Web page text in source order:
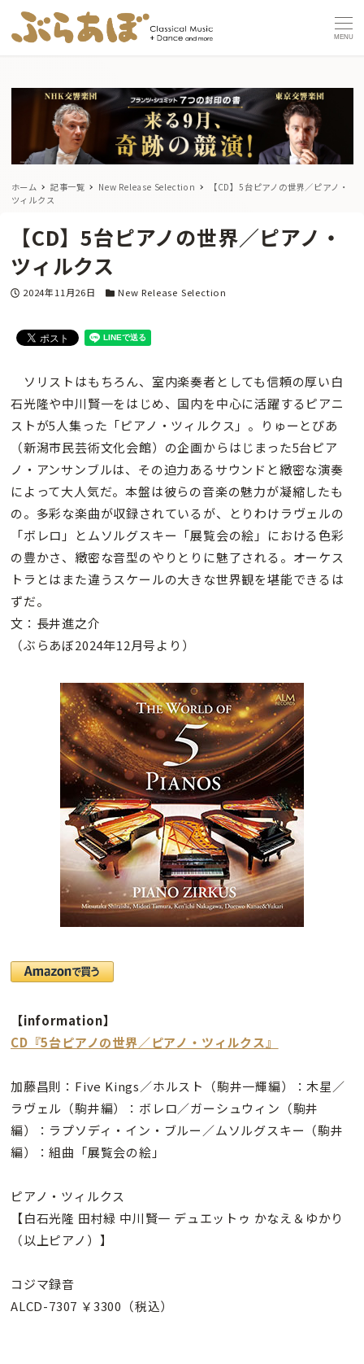
MENU
ホーム 記事一覧 New Release Selection
【CD】5台ピアノの世界／ピアノ・
ツィルクス
【CD】5台ピアノの世界／ピアノ・
ツィルクス
投稿日
2024年11月26日 カテゴリー
New Release Selection
ソリストはもちろん、室内楽奏者としても信頼の厚い白
石光隆や中川賢一をはじめ、国内を中心に活躍するピアニ
ストが5人集った「ピアノ・ツィルクス」。りゅーとぴあ
（新潟市民芸術文化会館）の企画からはじまった5台ピア
ノ・アンサンブルは、その迫力あるサウンドと緻密な演奏
によって大人気だ。本盤は彼らの音楽の魅力が凝縮したも
の。多彩な楽曲が収録されているが、とりわけラヴェルの
「ボレロ」とムソルグスキー「展覧会の絵」における色彩
の豊かさ、緻密な音型のやりとりに魅了される。オーケス
トラとはまた違うスケールの大きな世界観を堪能できるは
ずだ。
文：長井進之介
（ぶらあぼ2024年12月号より）
【information】
CD『5台ピアノの世界／ピアノ・ツィルクス』
加藤昌則：Five Kings／ホルスト（駒井一輝編）：木星／
ラヴェル（駒井編）：ボレロ／ガーシュウィン（駒井
編）：ラプソディ・イン・ブルー／ムソルグスキー（駒井
編）：組曲「展覧会の絵」
ピアノ・ツィルクス
【白石光隆 田村緑 中川賢一 デュエットゥ かなえ＆ゆかり
（以上ピアノ）】
コジマ録音
ALCD-7307 ￥3300（税込）